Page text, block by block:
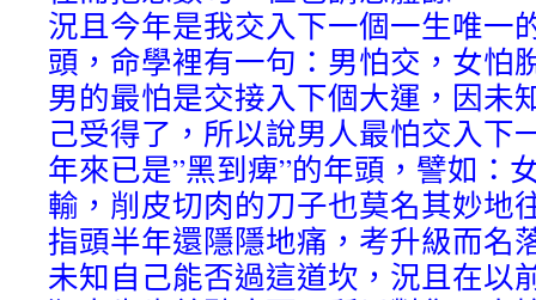
況且今年是我交入下一個一生唯一
頭，命學裡有一句：男怕交，女怕
男的最怕是交接入下個大運，因未
己受得了，所以說男人最怕交入下
年來已是”黑到痺”的年頭，譬如：
輸，削皮切肉的刀子也莫名其妙地
指頭半年還隱隱地痛，考升級而名
未知自己能否過這道坎，況且在以